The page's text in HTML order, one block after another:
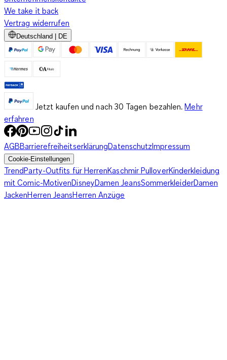
We take it back
Vertrag widerrufen
Deutschland | DE
Jetzt kaufen und nach 30 Tagen bezahlen. Mehr
erfahren
AGBBarrierefreiheitserklärungDatenschutzImpressum
Cookie-Einstellungen
TrendParty-Outfits für HerrenKaschmir PulloverKinderkleidung
mit Comic-MotivenDisneyDamen JeansSommerkleiderDamen
JackenHerren JeansHerren Anzüge